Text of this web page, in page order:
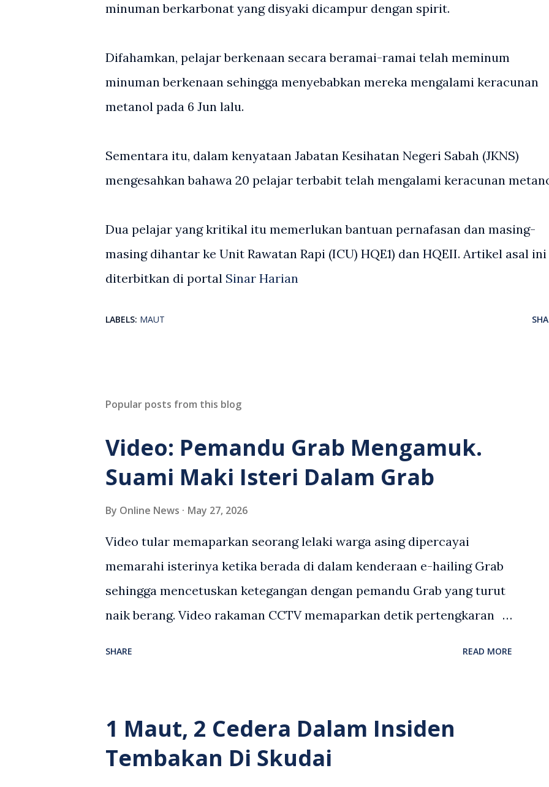
minuman berkarbonat yang disyaki dicampur dengan spirit.
Difahamkan, pelajar berkenaan secara beramai-ramai telah meminum
minuman berkenaan sehingga menyebabkan mereka mengalami keracunan
metanol pada 6 Jun lalu.
Sementara itu, dalam kenyataan Jabatan Kesihatan Negeri Sabah (JKNS)
mengesahkan bahawa 20 pelajar terbabit telah mengalami keracunan
Dua pelajar yang kritikal itu memerlukan bantuan pernafasan dan masing-
masing dihantar ke Unit Rawatan Rapi (ICU) HQE1) dan HQEII. Artikel asal ini
diterbitkan di portal Sinar Harian
LABELS: MAUT
Popular posts from this blog
Video: Pemandu Grab Mengamuk.
Suami Maki Isteri Dalam Grab
By Online News May 27, 2026
Video tular memaparkan seorang lelaki warga asing dipercayai
memarahi isterinya ketika berada di dalam kenderaan e-hailing Grab
sehingga mencetuskan ketegangan dengan pemandu Grab yang turut
naik berang. Video rakaman CCTV memaparkan detik pertengkaran
wanita terbabit sebelum berlaku pertikaman lidah antara kedua-dua
pihak. Video berkenaan kini tular di media sosial dan mendapat
SHARE READ MORE
1 Maut, 2 Cedera Dalam Insiden
Tembakan Di Skudai